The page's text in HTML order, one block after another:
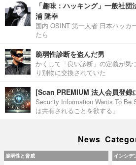
「趣味：ハッキング」一般社
浦 隆幸
国内 OSINT 第一人者 日本ハッカ
たら
脆弱性診断を盗んだ男
かくして「良い診断」の定義が気
り別物に交換されていた
[Scan PREMIUM 法人会員登録
Security Information Wants To Be
は共有されることを欲する」
News
脆弱性と脅威 インシデ